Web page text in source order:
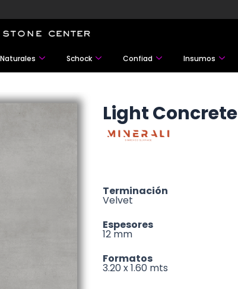
Schock Confiad Insumos
Light Concrete
Terminación
Velvet
Espesores
12 mm
Formatos
3.20 x 1.60 mts